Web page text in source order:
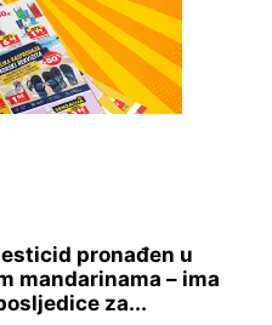
pronađen u
mandarinama – ima
za...